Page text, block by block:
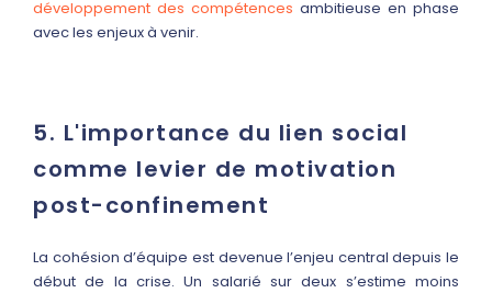
développement des compétences ambitieuse en phase
avec les enjeux à venir.
5. L'importance du lien social
comme levier de motivation
post-confinement
La cohésion d’équipe est devenue l’enjeu central depuis le
début de la crise. Un salarié sur deux s’estime moins